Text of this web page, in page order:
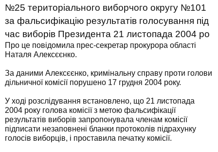
№25 територіального виборчого округу №101
за фальсифікацію результатів голосування під
час виборів Президента 21 листопада 2004 ро
Про це повідомила прес-секретар прокурора області
Наталя Алексєєнко.
За даними Алексєєнко, кримінальну справу проти голови
дільничної комісії порушено 17 грудня 2004 року.
У ході розслідування встановлено, що 21 листопада
2004 року голова комісії з метою фальсифікації
результатів виборів запропонувала членам комісії
підписати незаповнені бланки протоколів підрахунку
голосів виборців, і проставила печатку комісії.